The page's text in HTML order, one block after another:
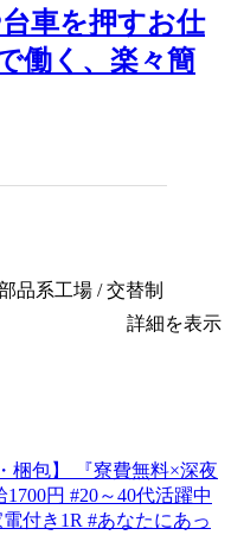
車を押すお仕
働く、楽々簡
品系工場 / 交替制
詳細を表示